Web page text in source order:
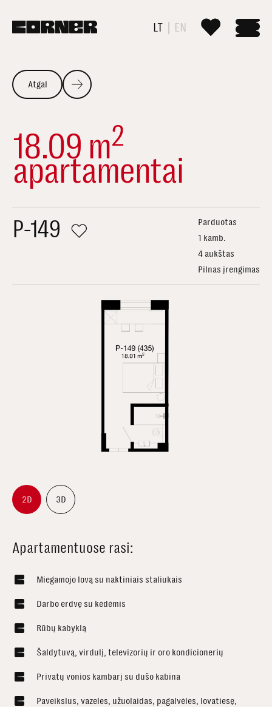
LT EN
Atgal
18.09 m2
apartamentai
P-149
Parduotas
1 kamb.
4 aukštas
Pilnas įrengimas
2D 3D
Apartamentuose rasi:
Miegamojo lovą su naktiniais staliukais
Darbo erdvę su kėdėmis
Rūbų kabyklą
Šaldytuvą, virdulį, televizorių ir oro kondicionerių
Privatų vonios kambarį su dušo kabina
Paveikslus, vazeles, užuolaidas, pagalvėles, lovatiesę,